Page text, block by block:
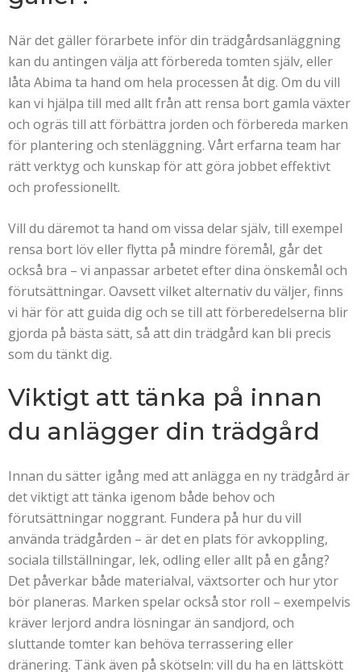
När det gäller förarbete inför din trädgårdsanläggning
kan du antingen välja att förbereda tomten själv, eller
låta Abima ta hand om hela processen åt dig. Om du vill
kan vi hjälpa till med allt från att rensa bort gamla växter
och ogräs till att förbättra jorden och förbereda marken
för plantering och stenläggning. Vårt erfarna team har
rätt verktyg och kunskap för att göra jobbet effektivt
och professionellt.
Vill du däremot ta hand om vissa delar själv, till exempel
rensa bort löv eller flytta på mindre föremål, går det
också bra – vi anpassar arbetet efter dina önskemål och
förutsättningar. Oavsett vilket alternativ du väljer, finns
vi här för att guida dig och se till att förberedelserna blir
gjorda på bästa sätt, så att din trädgård kan bli precis
som du tänkt dig.
Viktigt att tänka på innan
du anlägger din trädgård
Innan du sätter igång med att anlägga en ny trädgård är
det viktigt att tänka igenom både behov och
förutsättningar noggrant. Fundera på hur du vill
använda trädgården – är det en plats för avkoppling,
sociala tillställningar, lek, odling eller allt på en gång?
Det påverkar både materialval, växtsorter och hur ytor
bör planeras. Marken spelar också stor roll – exempelvis
kräver lerjord andra lösningar än sandjord, och
sluttande tomter kan behöva terrassering eller
dränering. Tänk även på skötseln: vill du ha en lättskött